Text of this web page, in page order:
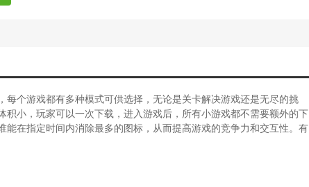
每个游戏都有多种模式可供选择，无论是关卡解决游戏还是无尽的挑
小，玩家可以一次下载，进入游戏后，所有小游戏都不需要额外的下
在指定时间内消除最多的图标，从而提高游戏的竞争力和交互性。有